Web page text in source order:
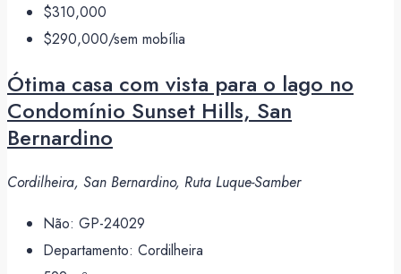
$310,000
$290,000/sem mobília
Ótima casa com vista para o lago no
Condomínio Sunset Hills, San
Bernardino
Cordilheira, San Bernardino, Ruta Luque-Samber
Não: GP-24029
Departamento: Cordilheira